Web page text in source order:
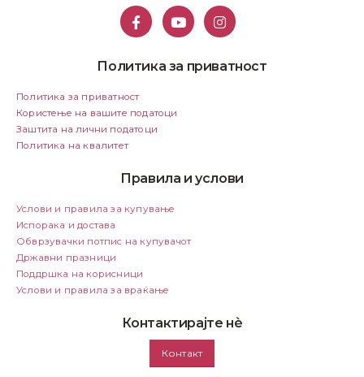
Политика за приватност
Политика за приватност
Користење на вашите податоци
Заштита на лични податоци
Политика на квалитет
Правила и услови
Услови и правила за купување
Испорака и достава
Обврзувачки потпис на купувачот
Државни празници
Поддршка на корисници
Услови и правила за враќање
Контактирајте нѐ
Контакт